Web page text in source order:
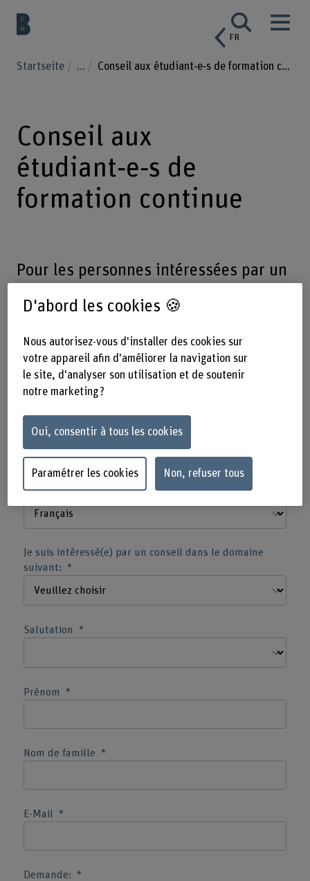
FR
Startseite ... Conseil aux étudiant‑e‑s de formation continue
Conseil aux
étudiant‑e‑s de
formation continue
Pour les personnes intéressées par un
optimal et possible de vos études, avec les modules
correspondants.
Langue de correspondance
Je suis intéressé(e) par un conseil dans le domaine
suivant:
Salutation
Prénom
Nom de famille
E-Mail
Demande:
D'abord les cookies 🍪
Nous autorisez-vous d'installer des cookies sur
votre appareil afin d'améliorer la navigation sur
le site, d'analyser son utilisation et de soutenir
notre marketing ?
Oui, consentir à tous les cookies
Paramétrer les cookies Non, refuser tous